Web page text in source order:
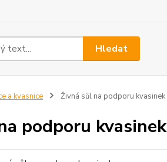
Hledat
a kvasnice Živná sůl na podporu kvasinek
podporu kvasinek